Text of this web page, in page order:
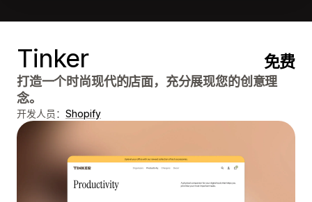
Tinker 免费
打造一个时尚现代的店面，充分展现您的创意理
念。
开发人员： Shopify